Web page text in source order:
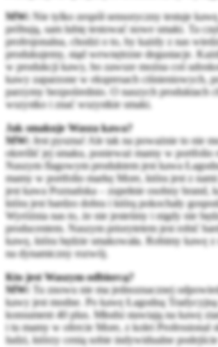
MW: Nie tylko zespół sensoryczny testuje
próbują, sam lubię testować nowe smaki. Ta
profesjonalna, chodzi o to, by każdy z nas
produkujemy, stąd wewnętrzne degustacje.
w produkcji kawy, bo zawsze można coś
kawy zaparzone w ekspresach ciśnieniowych,
parzymy bezpośrednio. O naszych produktach
wszystko i znać wszystkie smaki.
Jak smakuje Wasza kawa?
MW: Jest pyszna! Ale tak na poważnie to nie
określić jej smaku, ponieważ mamy w portfolio
Naszym flagowym produktem jest kawa
mamy w portfolio markę More, która jest z
jest kawa Poznańska – zupełnie osobny brand,
która jest bardzo dobra i którą pokochały
Wyróżnia nas to, że nie jesteśmy i nigdy nie
producentem. Naszym priorytetem jest robić
kawę, która będzie smakowała. Robimy kawę z
na dynamiczny rozwój.
Kto jest Waszym odbiorcą?
MW:
Tu znowu nie ma jednoznacznej
kawy jest modne. Po kawę Łagodną
konsument 40 plus. Młodsi stawiają na kawę
i tu mamy w ofercie More, z kolei Professional
ludzi, którzy cenią sobie indywidualne podejście